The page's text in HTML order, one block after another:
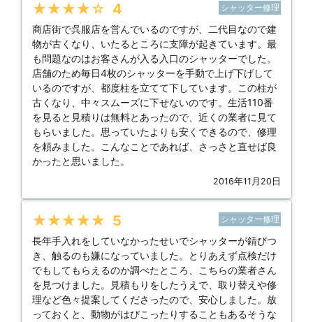
★★★★★ 4 シャッター修理
商店街で呉服店を営んでいるのですが、二代目なので建
物が古くなり、いたるところに支障が起きています。最
も問題なのはお客さんが入る入口のシャッターでした。
店舗のため毎日4枚のシャッターを手動で上げ下げして
いるのですが、都度柱を立てて下しています。この柱が
古くなり、中々スムーズに下せないのです。生活110番
を見ると見積りは無料とあったので、近くの業者に見て
もらいました。思っていたよりも安くできるので、修理
を頼みました。こんなことであれば、さっさと直せば良
かったと思いました。
2016年11月20日
★★★★★ 5 シャッター修理
長年手入れをしていなかったせいでシャッターが錆びつ
き、触るのも嫌になっていました。とりあえず点検だけ
でもしてもらえるのか調べたところ、こちらの業者さん
を見つけました。見積もりをしたうえで、取り替えや修
理など色々提案してくださったので、安心しました。放
っておくと、動物がはびこったりすることもあるそうな